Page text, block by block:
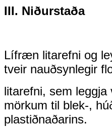
III. Niðurstaða
Lífræn litarefni og
tveir nauðsynlegir
litarefni, sem leggja
mörkum til blek-,
plastiðnaðarins.